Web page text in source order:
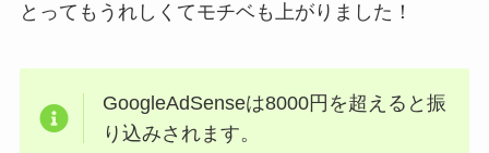
とってもうれしくてモチベも上がりました！
GoogleAdSenseは8000円を超えると振
り込みされます。